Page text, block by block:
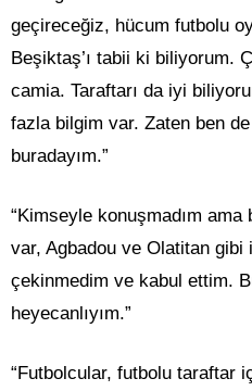
geçireceğiz, hücum futbolu
Beşiktaş’ı tabii ki biliyorum.
camia. Taraftarı da iyi
fazla bilgim var. Zaten ben
buradayım.”
“Kimseyle konuşmadım ama
var, Agbadou ve Olatitan gibi
çekinmedim ve kabul ettim.
heyecanlıyım.”
“Futbolcular, futbolu taraftar